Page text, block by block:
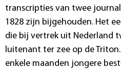
transcripties van twee
1828 zijn bijgehouden. Het
die bij vertrek uit Nederland
luitenant ter zee op de
enkele maanden jongere